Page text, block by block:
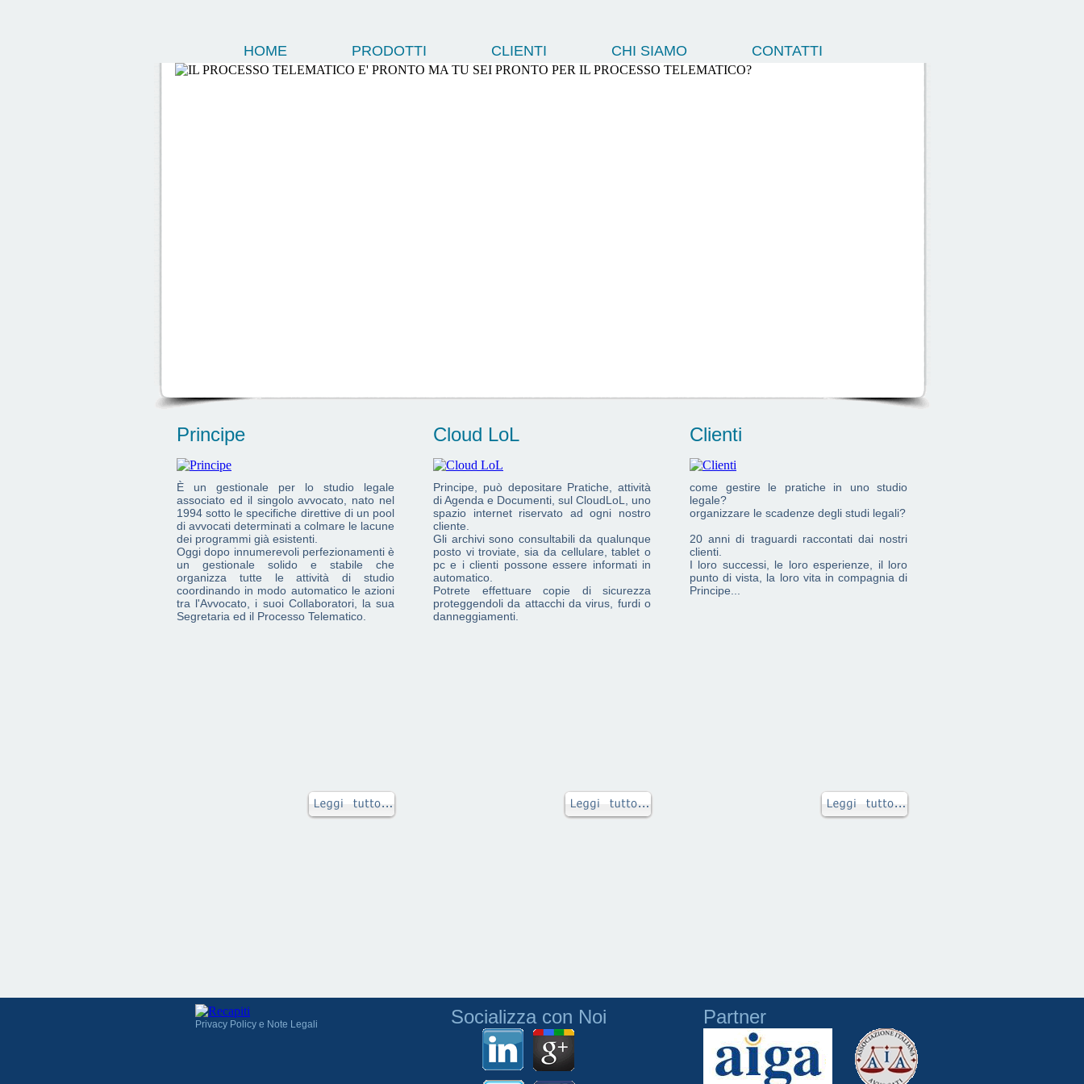
HOME PRODOTTI CLIENTI CHI SIAMO CONTATTI
Principe
È un gestionale per lo studio legale
associato ed il singolo avvocato, nato nel
1994 sotto le specifiche direttive di un pool
di avvocati determinati a colmare le lacune
dei programmi già esistenti.
Oggi dopo innumerevoli perfezionamenti è
un gestionale solido e stabile che
organizza tutte le attività di studio
coordinando in modo automatico le azioni
tra l'Avvocato, i suoi Collaboratori, la sua
Segretaria ed il Processo Telematico.
Cloud LoL
Principe, può depositare Pratiche, attività
di Agenda e Documenti, sul CloudLoL, uno
spazio internet riservato ad ogni nostro
cliente.
Gli archivi sono consultabili da qualunque
posto vi troviate, sia da cellulare, tablet o
pc e i clienti possone essere informati in
automatico.
Potrete effettuare copie di sicurezza
proteggendoli da attacchi da virus, furdi o
danneggiamenti.
Clienti
come gestire le pratiche in uno studio
legale?
organizzare le scadenze degli studi legali?
20 anni di traguardi raccontati dai nostri
clienti.
I loro successi, le loro esperienze, il loro
punto di vista, la loro vita in compagnia di
Principe...
Privacy Policy e Note Legali Socializza con Noi Partner